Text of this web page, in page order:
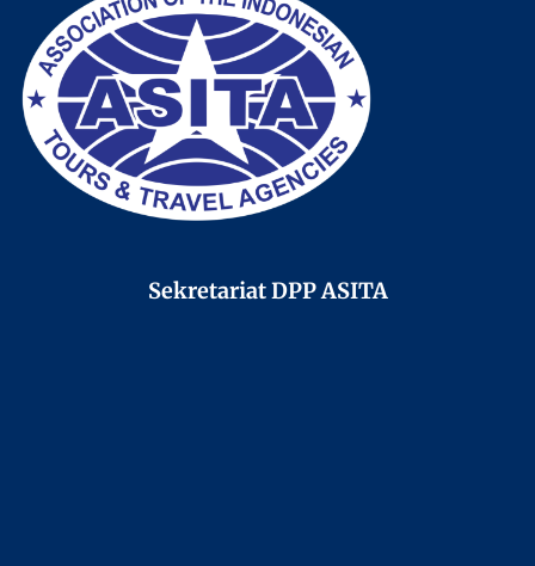
Sekretariat DPP ASITA